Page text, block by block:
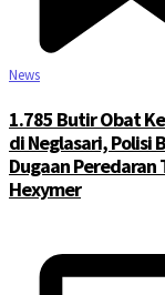
News
1.785 Butir Obat
di Neglasari, Polisi
Dugaan Peredaran
Hexymer